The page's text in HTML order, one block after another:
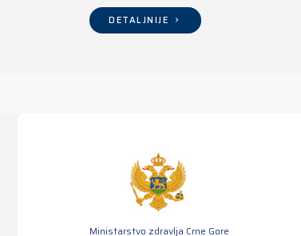
DETALJNIJE
Ministarstvo zdravlja Crne Gore